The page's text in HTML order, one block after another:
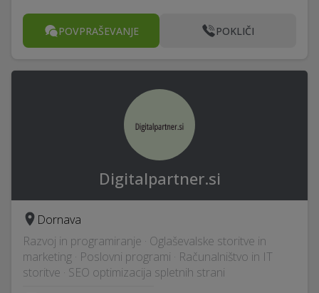
POVPRAŠEVANJE POKLIČI
Digitalpartner.si
Dornava
Razvoj in programiranje · Oglaševalske storitve in
marketing · Poslovni programi · Računalništvo in IT
storitve · SEO optimizacija spletnih strani